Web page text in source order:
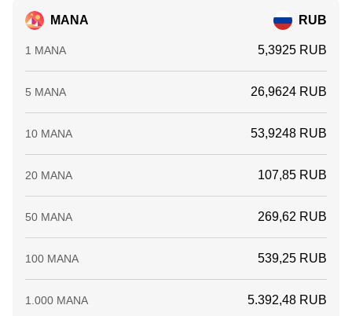
MANA RUB
1 MANA 5,3925 RUB
5 MANA 26,9624 RUB
10 MANA 53,9248 RUB
20 MANA 107,85 RUB
50 MANA 269,62 RUB
100 MANA 539,25 RUB
1.000 MANA 5.392,48 RUB